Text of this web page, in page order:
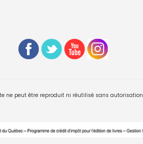
ne peut être reproduit ni réutilisé sans autorisation